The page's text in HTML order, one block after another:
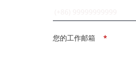
*
您的工作邮箱